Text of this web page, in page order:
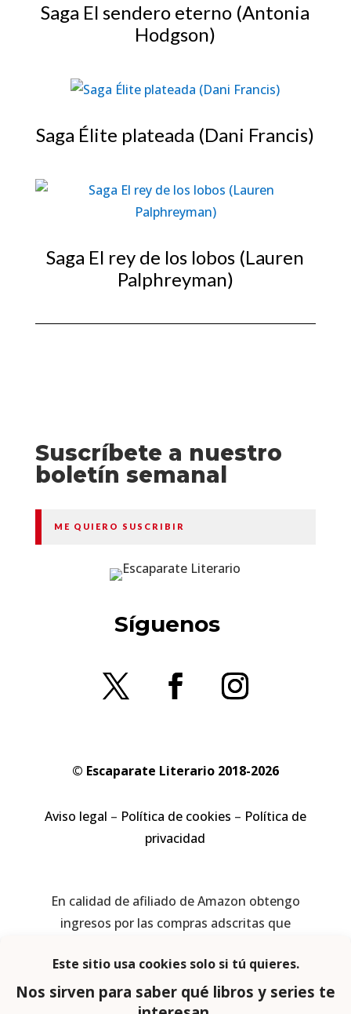
Saga El sendero eterno (Antonia
Hodgson)
Saga Élite plateada (Dani Francis)
Saga El rey de los lobos (Lauren
Palphreyman)
Suscríbete a nuestro
boletín semanal
ME QUIERO SUSCRIBIR
Síguenos
© Escaparate Literario 2018-2026
Aviso legal – Política de cookies – Política de
privacidad
En calidad de afiliado de Amazon obtengo
ingresos por las compras adscritas que
Página web diseñada por